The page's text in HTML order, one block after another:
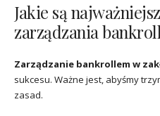
Jakie są
zarządzania
Zarządzanie bankrollem w
sukcesu. Ważne jest, abyśmy
zasad.